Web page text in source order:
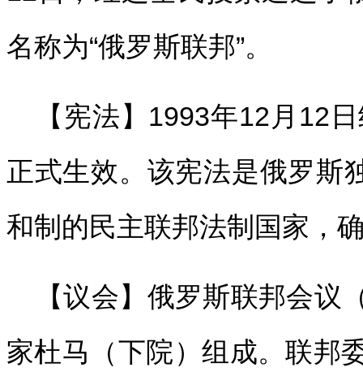
名称为“俄罗斯联邦”。
【宪法】1993年12月12
正式生效。该宪法是俄罗斯
和制的民主联邦法制国家，
【议会】俄罗斯联邦会
家杜马（下院）组成。联邦